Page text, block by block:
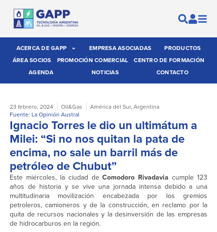
ACERCA DE GAPP EMPRESA ASOCIADAS
PRODUCTOS
ÁREA SOCIOS
PROMOCIÓN COMERCIAL
CENTRO DE FORMACIÓN
AGENDA
NOTICIAS CONTACTO
23 febrero, 2024 Oil&Gas América del Sur, Argentina
Fuente: La Opinión Austral
Ignacio Torres le dio un ultimátum a
Milei: “Si no nos quitan la pata de
encima, no sale un barril más de
petróleo de Chubut”
Este miércoles, la ciudad deComodoro Rivadavia cumple 123
años de historia y se vive una jornada intensa debido a una
multitudinaria movilización encabezada por los gremios
petroleros, camioneros y de la construcción, en reclamo por la
quita de recursos nacionales y la desinversión de las empresas
de hidrocarburos en la región.